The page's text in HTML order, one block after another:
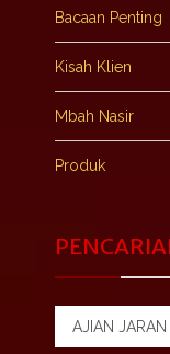
Bacaan Penting
Kisah Klien
Mbah Nasir
Produk
AJIAN